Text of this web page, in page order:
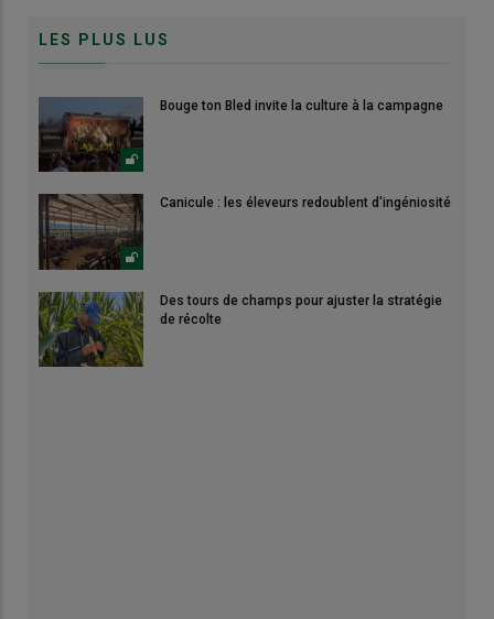
LES PLUS LUS
Bouge ton Bled invite la culture à la campagne
Canicule : les éleveurs redoublent d'ingéniosité
Des tours de champs pour ajuster la stratégie
de récolte